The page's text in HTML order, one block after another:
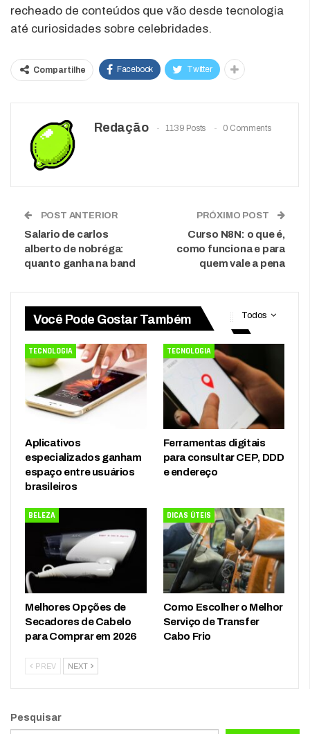
recheado de conteúdos que vão desde tecnologia
até curiosidades sobre celebridades.
Compartilhe Facebook Twitter
Redação 1139 Posts 0 Comments
POST ANTERIOR
Salario de carlos
alberto de nobréga:
quanto ganha na band
PRÓXIMO POST
Curso N8N: o que é,
como funciona e para
quem vale a pena
Todos
Você Pode Gostar Também
TECNOLOGIA
Aplicativos
especializados ganham
espaço entre usuários
brasileiros
TECNOLOGIA
Ferramentas digitais
para consultar CEP, DDD
e endereço
BELEZA
Melhores Opções de
Secadores de Cabelo
para Comprar em 2026
DICAS ÚTEIS
Como Escolher o Melhor
Serviço de Transfer
Cabo Frio
PREV NEXT
Pesquisar